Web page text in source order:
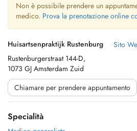
Non è possibile prendere un
medico. Prova la prenotazione online
Huisartsenpraktijk Rustenburg
Rustenburgerstraat 144-D,
1073 GJ Amsterdam Zuid
Sito
Chiamare per prendere appuntamento
Specialità